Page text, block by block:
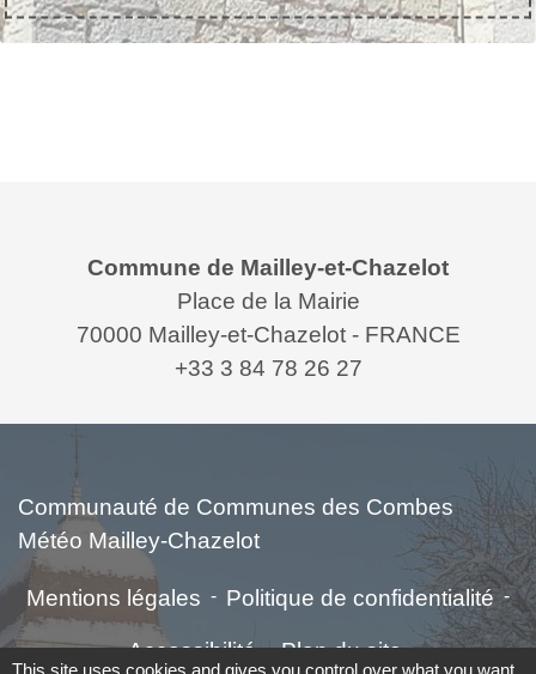
Commune de Mailley-et-Chazelot
Place de la Mairie
70000 Mailley-et-Chazelot - FRANCE
+33 3 84 78 26 27
Communauté de Communes des Combes
Météo Mailley-Chazelot
Mentions légales - Politique de confidentialité -
Accessibilité - Plan du site -
This site uses cookies and gives you control over what you want